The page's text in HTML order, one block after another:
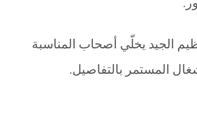
الجيد يخلّي أصحاب المناسبة
المستمر بالتفاصيل.